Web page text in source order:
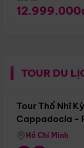
TOUR DU
Tour Thổ Nhĩ
Cappadocia -
Hồ Chí Minh